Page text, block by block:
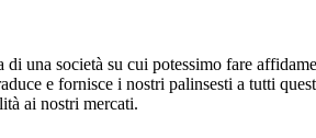
una società su cui potessimo fare
e fornisce i nostri palinsesti a tutti
ai nostri mercati.